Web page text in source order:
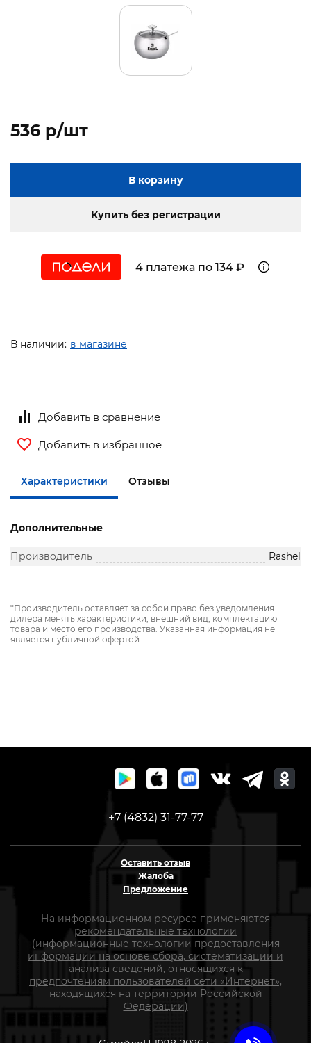
536 p/шт
В корзину
Купить без регистрации
4 платежа по 134 ₽
В наличии: в магазине
Добавить в сравнение
Добавить в избранное
Характеристики Отзывы
Дополнительные
Производитель Rashel
*Производитель оставляет за собой право без уведомления
дилера менять характеристики, внешний вид, комплектацию
товара и место его производства. Указанная информация не
является публичной офертой
+7 (4832) 31-77-77
Оставить отзыв
Жалоба
Предложение
На информационном ресурсе применяются
рекомендательные технологии
(информационные технологии предоставления
информации на основе сбора, систематизации и
анализа сведений, относящихся к
предпочтениям пользователей сети «Интернет»,
находящихся на территории Российской
Федерации)